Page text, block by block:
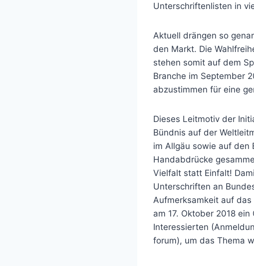
Unterschriftenlisten in
Aktuell drängen so
den Markt. Die
stehen somit auf dem
Branche im September
abzustimmen für eine
Dieses Leitmotiv der
Bündnis auf der
im Allgäu sowie auf den
Handabdrücke
Vielfalt statt Einfalt!
Unterschriften an
Aufmerksamkeit auf
am 17. Oktober 2018
Interessierten
forum), um das Thema